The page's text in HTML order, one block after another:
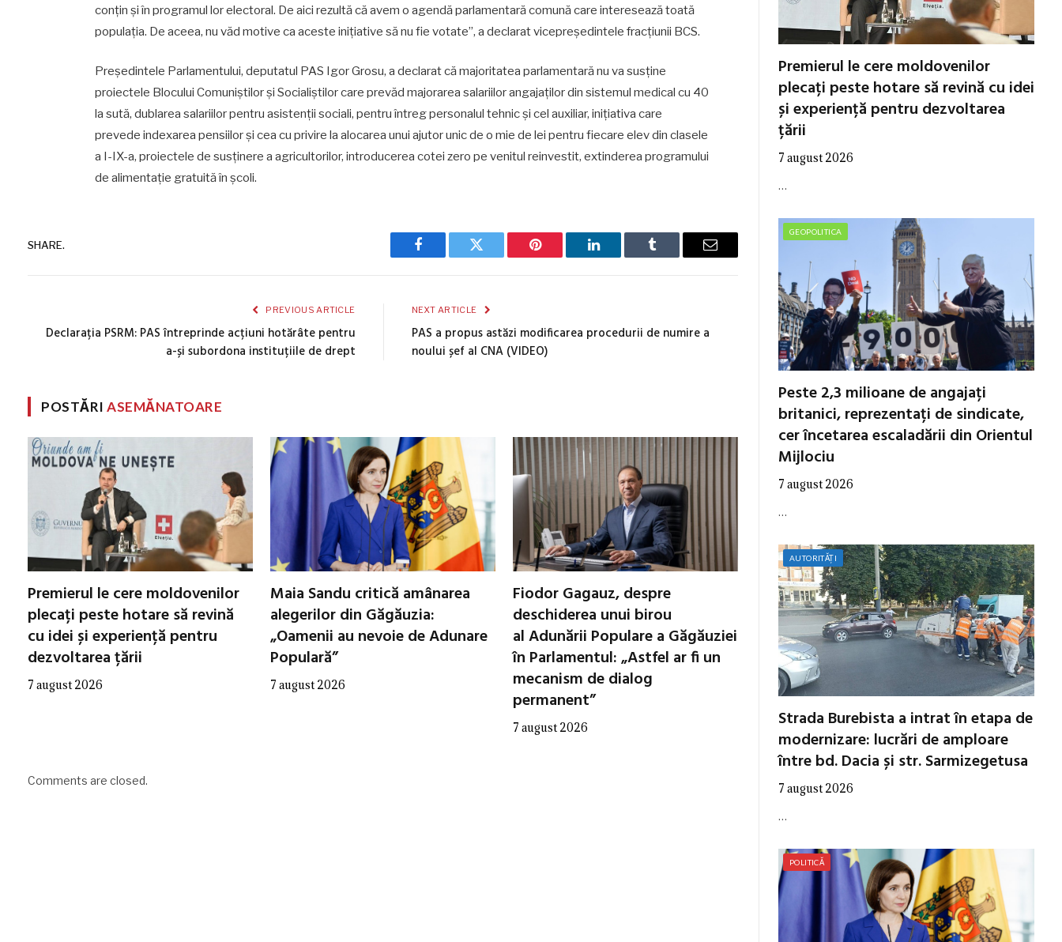
conțin și în programul lor electoral. De aici rezultă că avem o agendă parlamentară comună care interesează toată
populația. De aceea, nu văd motive ca aceste inițiative să nu fie votate”, a declarat vicepreședintele fracțiunii BCS.
Președintele Parlamentului, deputatul PAS Igor Grosu, a declarat că majoritatea parlamentară nu va susține
proiectele Blocului Comuniștilor și Socialiștilor care prevăd majorarea salariilor angajaților din sistemul medical cu 40
la sută, dublarea salariilor pentru asistenții sociali, pentru întreg personalul tehnic și cel auxiliar, inițiativa care
prevede indexarea pensiilor și cea cu privire la alocarea unui ajutor unic de o mie de lei pentru fiecare elev din clasele
a I-IX-a, proiectele de susținere a agricultorilor, introducerea cotei zero pe venitul reinvestit, extinderea programului
de alimentație gratuită în școli.
SHARE.
Facebook Twitter Pinterest LinkedIn Tumblr Email
PREVIOUS ARTICLE
Declarația PSRM: PAS întreprinde acțiuni hotărâte pentru
a-și subordona instituțiile de drept
NEXT ARTICLE
PAS a propus astăzi modificarea procedurii de numire a
noului șef al CNA (VIDEO)
POSTĂRIASEMĂNATOARE
Premierul le cere moldovenilor
plecați peste hotare să revină
cu idei și experiență pentru
dezvoltarea țării
7 august 2026
Maia Sandu critică amânarea
alegerilor din Găgăuzia:
„Oamenii au nevoie de Adunare
Populară”
7 august 2026
Fiodor Gagauz, despre
deschiderea unui birou
al Adunării Populare a Găgăuziei
în Parlamentul: „Astfel ar fi un
mecanism de dialog
permanent”
7 august 2026
Comments are closed.
Premierul le cere moldovenilor
plecați peste hotare să revină cu idei
și experiență pentru dezvoltarea
țării
7 august 2026
…
GEOPOLITICA
Peste 2,3 milioane de angajați
britanici, reprezentați de sindicate,
cer încetarea escaladării din Orientul
Mijlociu
7 august 2026
…
AUTORITĂȚI
Strada Burebista a intrat în etapa de
modernizare: lucrări de amploare
între bd. Dacia și str. Sarmizegetusa
7 august 2026
…
POLITICĂ